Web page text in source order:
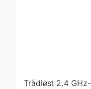
Trådløst 2,4 GHz-